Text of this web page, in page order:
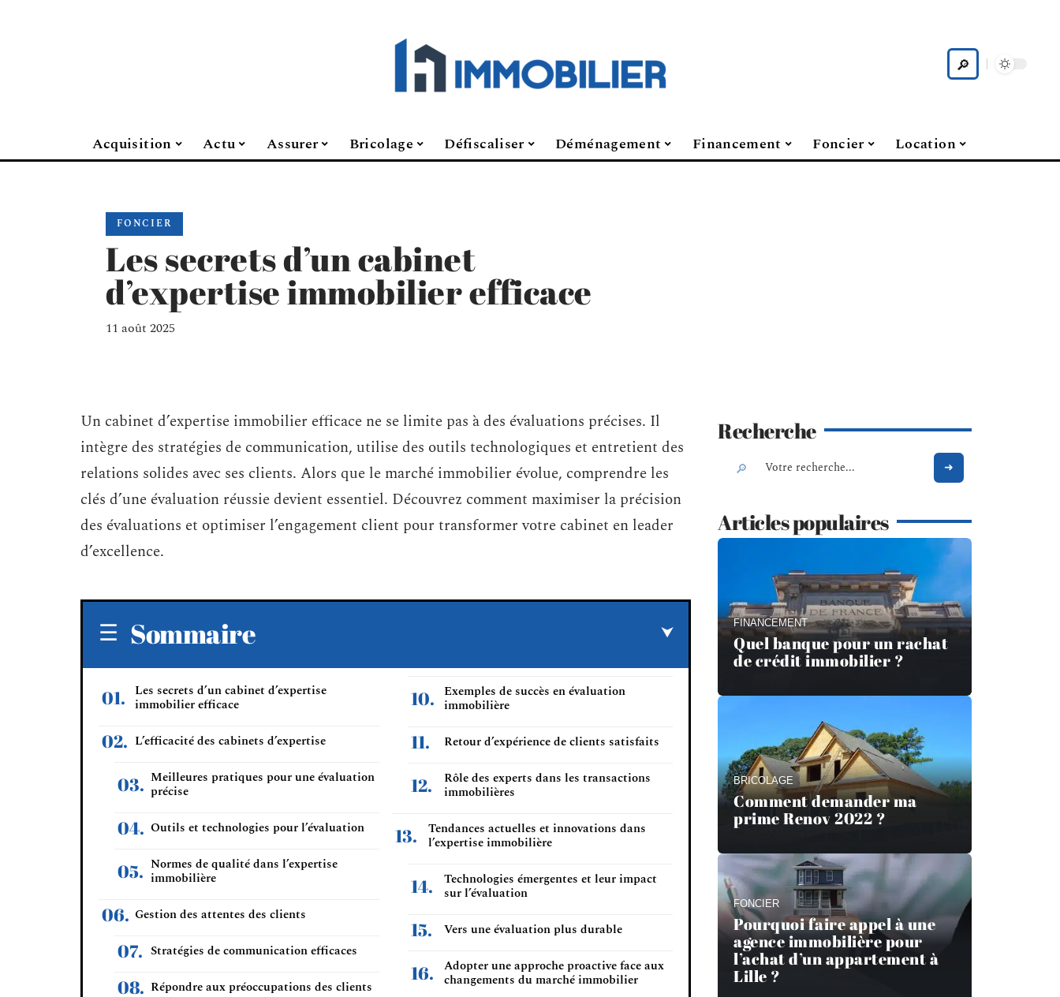
Acquisition Actu Assurer Bricolage Défiscaliser Déménagement Financement Foncier Location
FONCIER
Les secrets d’un cabinet
d’expertise immobilier efficace
11 août 2025
Un cabinet d’expertise immobilier efficace ne se limite pas à des évaluations précises. Il
intègre des stratégies de communication, utilise des outils technologiques et entretient des
relations solides avec ses clients. Alors que le marché immobilier évolue, comprendre les
clés d’une évaluation réussie devient essentiel. Découvrez comment maximiser la précision
des évaluations et optimiser l’engagement client pour transformer votre cabinet en leader
d’excellence.
Sommaire
Les secrets d’un cabinet d’expertise
immobilier efficace
L’efficacité des cabinets d’expertise
Meilleures pratiques pour une évaluation
précise
Outils et technologies pour l’évaluation
Normes de qualité dans l’expertise
immobilière
Gestion des attentes des clients
Stratégies de communication efficaces
Répondre aux préoccupations des clients
Exemples de succès en évaluation
immobilière
Retour d’expérience de clients satisfaits
Rôle des experts dans les transactions
immobilières
Tendances actuelles et innovations dans
l’expertise immobilière
Technologies émergentes et leur impact
sur l’évaluation
Vers une évaluation plus durable
Adopter une approche proactive face aux
changements du marché immobilier
Recherche
Articles populaires
FINANCEMENT
Quel banque pour un rachat
de crédit immobilier ?
BRICOLAGE
Comment demander ma
prime Renov 2022 ?
FONCIER
Pourquoi faire appel à une
agence immobilière pour
l’achat d’un appartement à
Lille ?